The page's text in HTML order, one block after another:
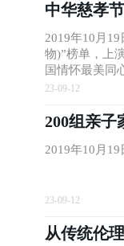
中华慈孝
2019年10月
物)”榜单，上
国情怀最美同
23-09-12
200组亲子
2019年10月
23-09-12
从传统伦